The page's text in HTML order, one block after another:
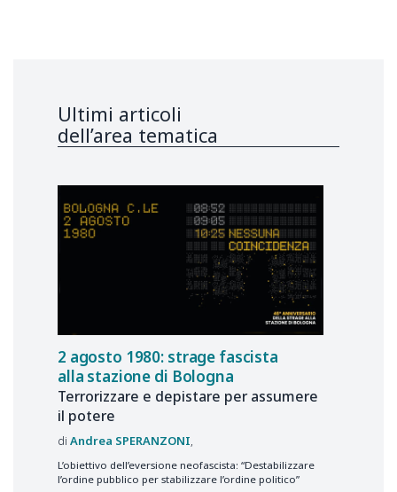
Ultimi articoli
dell’area tematica
2 agosto 1980: strage fascista
alla stazione di Bologna
Terrorizzare e depistare per assumere
il potere
Andrea SPERANZONI
L’obiettivo dell’eversione neofascista: “Destabilizzare
l’ordine pubblico per stabilizzare l’ordine politico”